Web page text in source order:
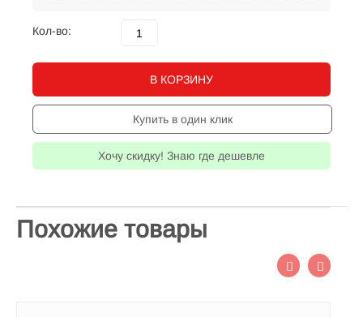
Кол-во:
В КОРЗИНУ
Купить в один клик
Хочу скидку! Знаю где дешевле
Похожие товары